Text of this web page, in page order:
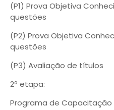
(P1) Prova Objetiva
questões
(P2) Prova Objetiva
questões
(P3) Avaliação de títulos
2ª etapa:
Programa de Capacitação